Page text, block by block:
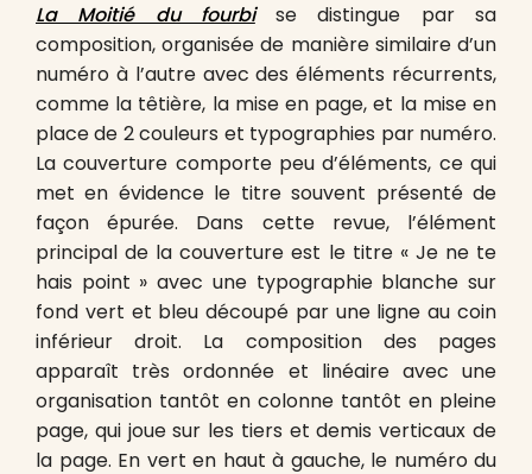
La Moitié du fourbise distingue par sa
composition, organisée de manière similaire d’un
numéro à l’autre avec des éléments récurrents,
comme la têtière, la mise en page, et la mise en
place de 2 couleurs et typographies par numéro.
La couverture comporte peu d’éléments, ce qui
met en évidence le titre souvent présenté de
façon épurée. Dans cette revue, l’élément
principal de la couverture est le titre « Je ne te
hais point » avec une typographie blanche sur
fond vert et bleu découpé par une ligne au coin
inférieur droit. La composition des pages
apparaît très ordonnée et linéaire avec une
organisation tantôt en colonne tantôt en pleine
page, qui joue sur les tiers et demis verticaux de
la page. En vert en haut à gauche, le numéro du